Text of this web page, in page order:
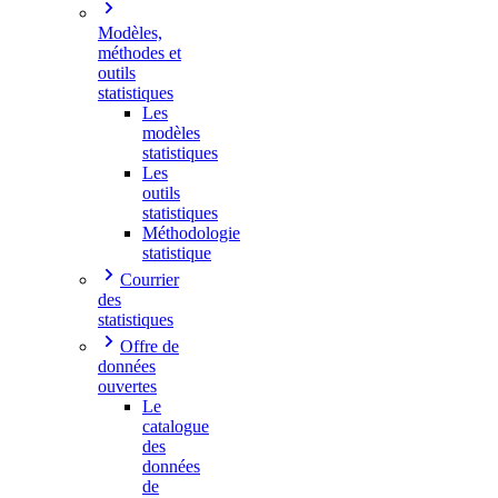
Modèles,
méthodes et
outils
statistiques
Les
modèles
statistiques
Les
outils
statistiques
Méthodologie
statistique
Courrier
des
statistiques
Offre de
données
ouvertes
Le
catalogue
des
données
de